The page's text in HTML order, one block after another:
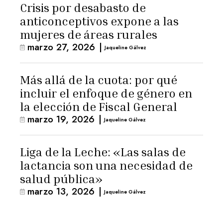
Crisis por desabasto de
anticonceptivos expone a las
mujeres de áreas rurales
marzo 27, 2026 | Jaqueline Gálvez
Más allá de la cuota: por qué
incluir el enfoque de género en
la elección de Fiscal General
marzo 19, 2026 | Jaqueline Gálvez
Liga de la Leche: «Las salas de
lactancia son una necesidad de
salud pública»
marzo 13, 2026 | Jaqueline Gálvez